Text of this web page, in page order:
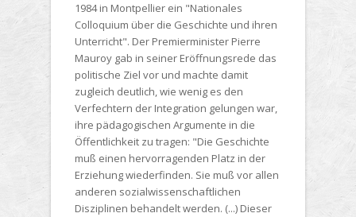
1984 in Montpellier ein "Nationales
Colloquium über die Geschichte und ihren
Unterricht". Der Premierminister Pierre
Mauroy gab in seiner Eröffnungsrede das
politische Ziel vor und machte damit
zugleich deutlich, wie wenig es den
Verfechtern der Integration gelungen war,
ihre pädagogischen Argumente in die
Öffentlichkeit zu tragen: "Die Geschichte
muß einen hervorragenden Platz in der
Erziehung wiederfinden. Sie muß vor allen
anderen sozialwissenschaftlichen
Disziplinen behandelt werden. (...) Dieser